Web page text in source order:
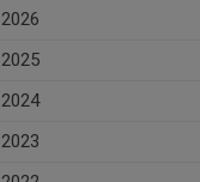
2026
2025
2024
2023